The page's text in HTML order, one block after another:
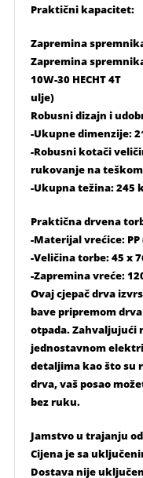
Praktični kapacitet:
Zapremina
Zapremina
10W-30 HECHT 4T
ulje)
Robusni dizajn i
-Ukupne dimenzije:
-Robusni kotači
rukovanje na
-Ukupna težina: 245
Praktična drvena
-Materijal vrećice:
-Veličina torbe: 45 x
-Zapremina vreće:
Ovaj cjepač drva
bave pripremom
otpada. Zahvaljujući
jednostavnom
detaljima kao što su
drva, vaš posao
bez ruku.
Jamstvo u trajanju
Cijena je sa
Dostava nije